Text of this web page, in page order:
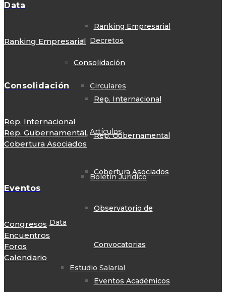
Ranking Empresarial
Consolidación
Rep. Internacional
Rep. Gubernamental
Cobertura Asociados
Observatorio de
Convocatorias
Eventos Académicos
Decretos
Circulares
Artículos
Boletín Jurídico
Data
Estudio Salarial
Data
Ranking Empresarial
Consolidación
Rep. Internacional
Rep. Gubernamental
Cobertura Asociados
Eventos
Congresos
Encuentros
Foros
Calendario